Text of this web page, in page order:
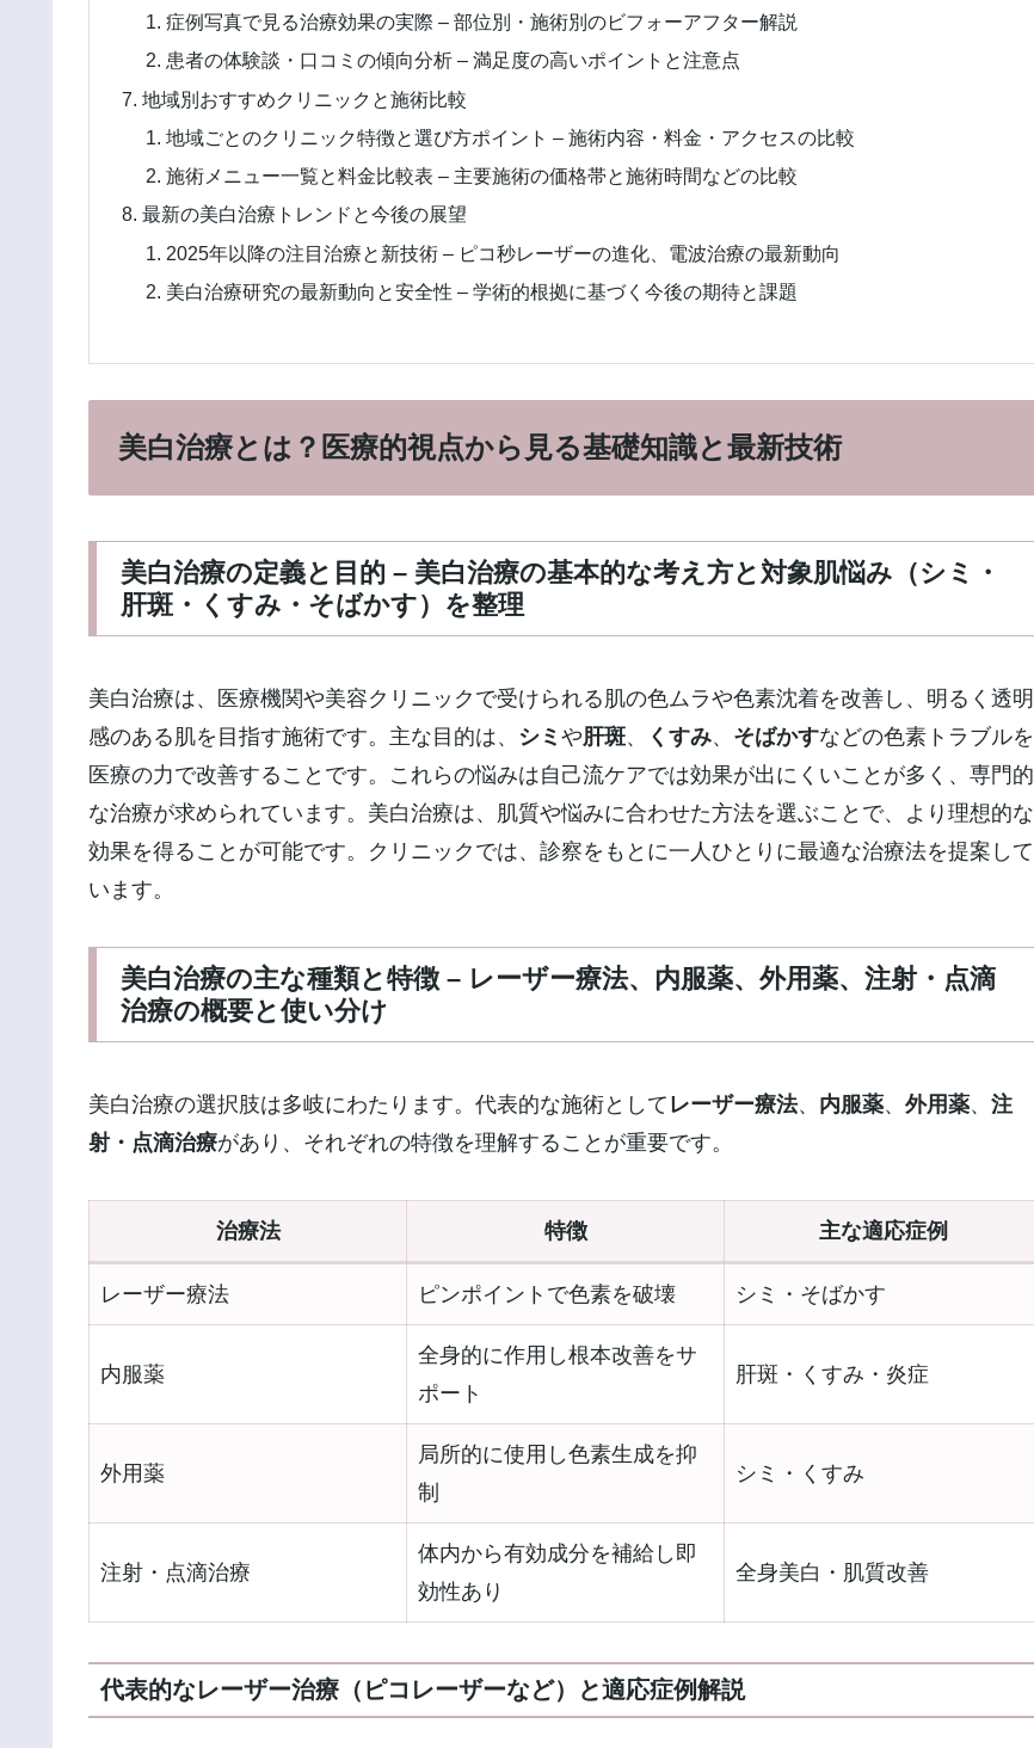
症例写真で見る治療効果の実際 – 部位別・施術別のビフォーアフター解説
患者の体験談・口コミの傾向分析 – 満足度の高いポイントと注意点
地域別おすすめクリニックと施術比較
地域ごとのクリニック特徴と選び方ポイント – 施術内容・料金・アクセスの比較
施術メニュー一覧と料金比較表 – 主要施術の価格帯と施術時間などの比較
最新の美白治療トレンドと今後の展望
2025年以降の注目治療と新技術 – ピコ秒レーザーの進化、電波治療の最新動向
美白治療研究の最新動向と安全性 – 学術的根拠に基づく今後の期待と課題
美白治療とは？医療的視点から見る基礎知識と最新技術
美白治療の定義と目的 – 美白治療の基本的な考え方と対象肌悩み（シミ・
肝斑・くすみ・そばかす）を整理
美白治療は、医療機関や美容クリニックで受けられる肌の色ムラや色素沈着を改善し、明るく透明
感のある肌を目指す施術です。主な目的は、 シミ や肝斑、 くすみ、 そばかすなどの色素トラブルを
医療の力で改善することです。これらの悩みは自己流ケアでは効果が出にくいことが多く、専門的
な治療が求められています。美白治療は、肌質や悩みに合わせた方法を選ぶことで、より理想的な
効果を得ることが可能です。クリニックでは、診察をもとに一人ひとりに最適な治療法を提案して
います。
美白治療の主な種類と特徴 – レーザー療法、内服薬、外用薬、注射・点滴
治療の概要と使い分け
美白治療の選択肢は多岐にわたります。代表的な施術として レーザー療法、 内服薬、 外用薬、 注
射・点滴治療があり、それぞれの特徴を理解することが重要です。
治療法 特徴 主な適応症例
レーザー療法 ピンポイントで色素を破壊 シミ・そばかす
内服薬
全身的に作用し根本改善をサ
ポート
肝斑・くすみ・炎症
外用薬
局所的に使用し色素生成を抑
制
シミ・くすみ
注射・点滴治療
体内から有効成分を補給し即
効性あり
全身美白・肌質改善
代表的なレーザー治療（ピコレーザーなど）と適応症例解説